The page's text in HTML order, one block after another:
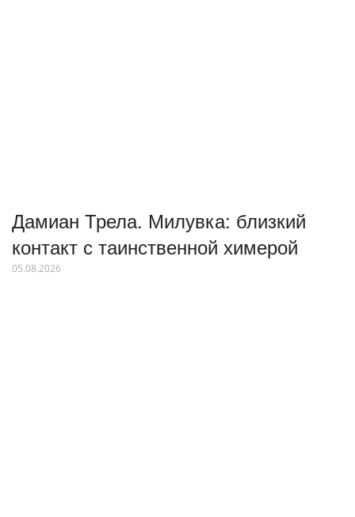
Дамиан Трела. Милувка: близкий
контакт с таинственной химерой
05.08.2026